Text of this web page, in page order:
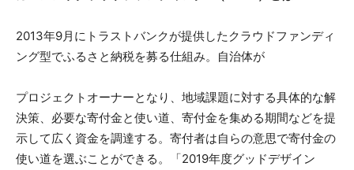
2013年9月にトラストバンクが提供したクラウドファンディ
ング型でふるさと納税を募る仕組み。自治体が
プロジェクトオーナーとなり、地域課題に対する具体的な解
決策、必要な寄付金と使い道、寄付金を集める期間などを提
示して広く資金を調達する。寄付者は自らの意思で寄付金の
使い道を選ぶことができる。「2019年度グッドデザイン